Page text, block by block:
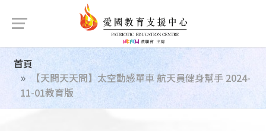
首頁
【天問天天問】太空動感單車 航天員健身幫手 2024-
11-01教育版